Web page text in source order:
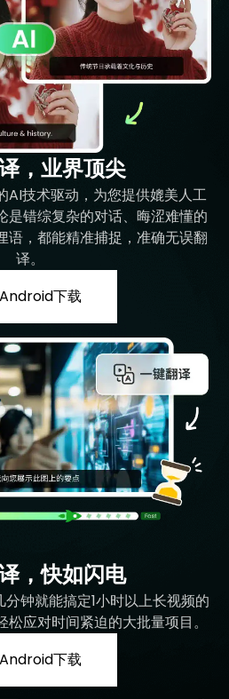
，业界顶尖
AI技术驱动，为您提供媲美人工
是错综复杂的对话、晦涩难懂的
语，都能精准捕捉，准确无误翻
译。
Android下载
，快如闪电
钟就能搞定1小时以上长视频的
应对时间紧迫的大批量项目。
Android下载